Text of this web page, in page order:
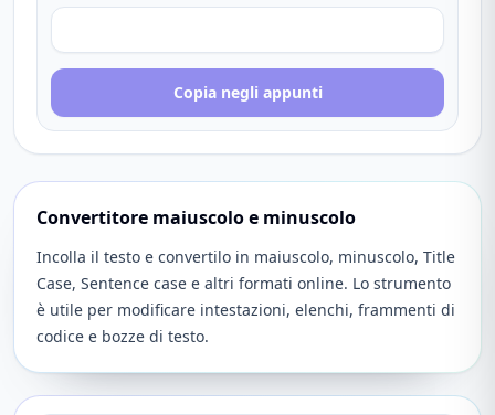
Copia negli appunti
Convertitore maiuscolo e minuscolo
Incolla il testo e convertilo in maiuscolo, minuscolo, Title
Case, Sentence case e altri formati online. Lo strumento
è utile per modificare intestazioni, elenchi, frammenti di
codice e bozze di testo.